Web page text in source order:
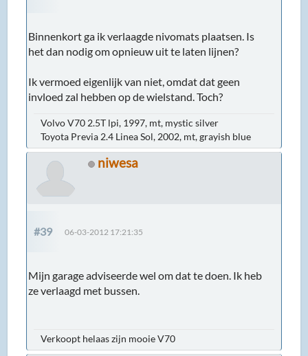
Binnenkort ga ik verlaagde nivomats plaatsen. Is
het dan nodig om opnieuw uit te laten lijnen?
Ik vermoed eigenlijk van niet, omdat dat geen
invloed zal hebben op de wielstand. Toch?
Volvo V70 2.5T lpi, 1997, mt, mystic silver
Toyota Previa 2.4 Linea Sol, 2002, mt, grayish blue
niwesa
#39 06-03-2012 17:21:35
Mijn garage adviseerde wel om dat te doen. Ik heb
ze verlaagd met bussen.
Verkoopt helaas zijn mooie V70